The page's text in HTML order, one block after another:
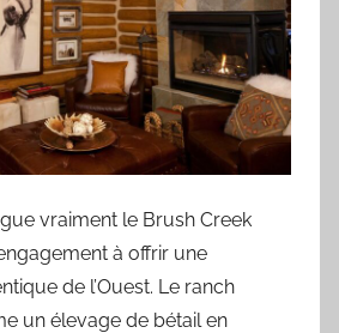
vraiment le Brush Creek
à offrir une
de l’Ouest. Le ranch
un élevage de bétail en